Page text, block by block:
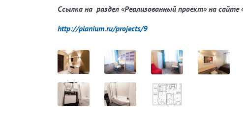
Ссылка на раздел «Реализованный проект» на
http://planium.ru/projects/9